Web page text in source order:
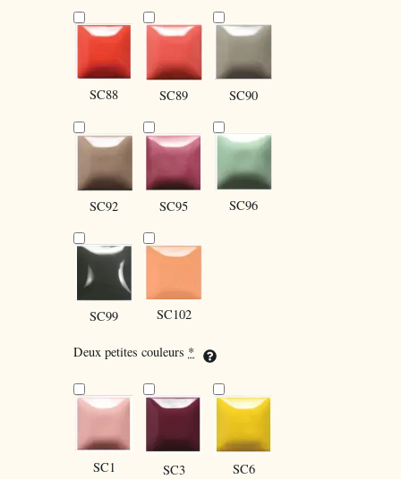
SC88 SC89 SC90
SC92 SC95 SC96
SC99 SC102
Deux petites couleurs *
SC1 SC3 SC6